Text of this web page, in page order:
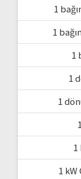
1
1
1
1
1
1